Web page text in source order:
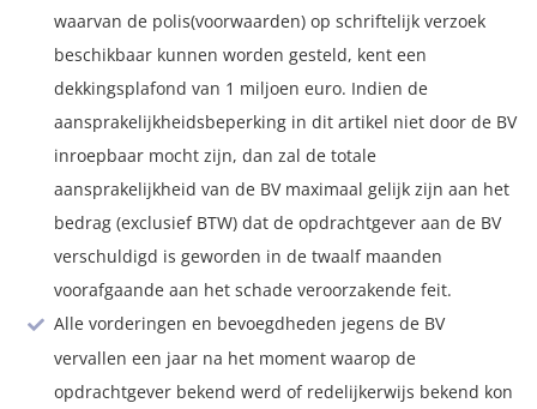
waarvan de polis(voorwaarden) op schriftelijk verzoek
beschikbaar kunnen worden gesteld, kent een
dekkingsplafond van 1 miljoen euro. Indien de
aansprakelijkheidsbeperking in dit artikel niet door de BV
inroepbaar mocht zijn, dan zal de totale
aansprakelijkheid van de BV maximaal gelijk zijn aan het
bedrag (exclusief BTW) dat de opdrachtgever aan de BV
verschuldigd is geworden in de twaalf maanden
voorafgaande aan het schade veroorzakende feit.
Alle vorderingen en bevoegdheden jegens de BV
vervallen een jaar na het moment waarop de
opdrachtgever bekend werd of redelijkerwijs bekend kon